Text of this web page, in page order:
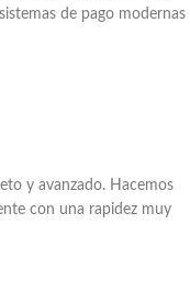
de pago modernas
y avanzado. Hacemos
con una rapidez muy